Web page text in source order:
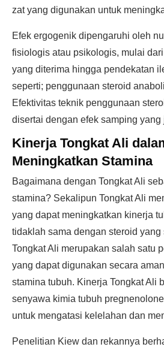
zat yang digunakan untuk
Efek ergogenik dipengaruhi oleh
fisiologis atau psikologis, mulai
yang diterima hingga pendekatan
seperti; penggunaan steroid
Efektivitas teknik penggunaan
disertai dengan efek samping yang
Kinerja Tongkat Ali
Meningkatkan Stamina
Bagaimana dengan Tongkat Ali
stamina? Sekalipun Tongkat Ali
yang dapat meningkatkan kinerja
tidaklah sama dengan steroid yang
Tongkat Ali merupakan salah satu
yang dapat digunakan secara
stamina tubuh. Kinerja Tongkat Ali
senyawa kimia tubuh
untuk mengatasi kelelahan dan
Penelitian Kiew dan rekannya